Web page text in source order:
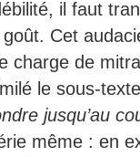
il faut
Cet
charge de
le sous-
jusqu’au
même : en